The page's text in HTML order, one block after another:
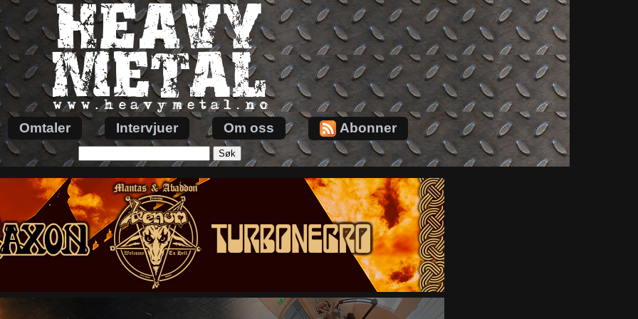
Omtaler Intervjuer Om oss Abonner
etter: